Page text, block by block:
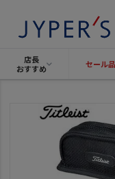
店長
おすすめ
セール